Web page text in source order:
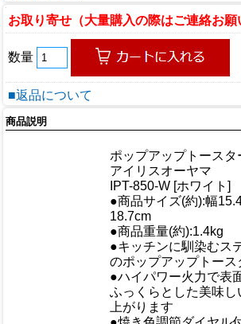
お取り寄せ（大量購入の際はご連絡お願
数量
■返品について
商品説明
ポップアップトースタ
アイリスオーヤマ
IPT-850-W [ホワイト]
●商品サイズ(約):幅
18.7cm
●商品重量(約):1.4kg
●キッチンに馴染むス
のポップアップトース
●ハイパワー火力で表
ふっくらとした美味し
上がります